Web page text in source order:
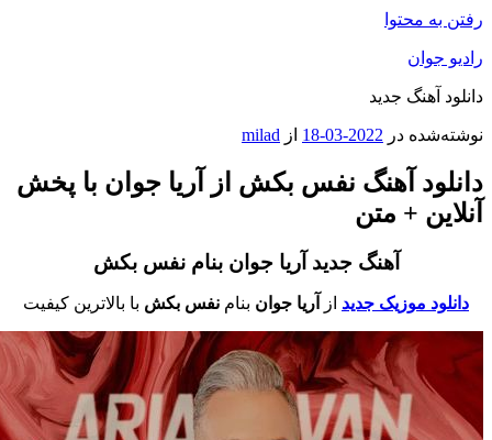
به محتوا
جوان
آهنگ جدید
در 2022-03-18 ازmilad
آهنگ نفس بکش از آریا جوان با پخش
+ متن
آهنگ جدید آریا جوان بنام نفس بکش
دانلود موزیک جدیدازآریا جوان بنامنفس بکش با بالاترین کیفیت